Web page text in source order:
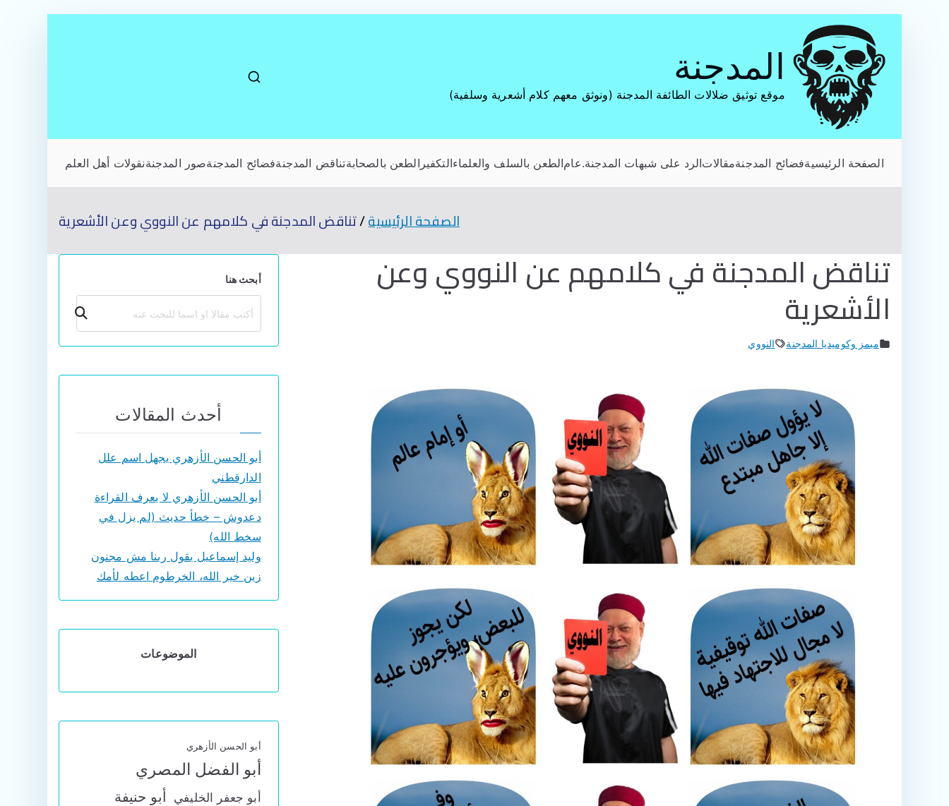
المحتوى
المدجنة
موقع توثيق ضلالات الطائفة المدجنة (ونوثق معهم كلام أشعرية وسلفية)
الصفحة الرئيسيةفضائح المدجنةمقالاتالرد على شبهات المدجنة.عامالطعن بالسلف والعلماءالتكفير الطعن بالصحابةتناقض المدجنةفضائح المدجنةصور المدجنةنقولات أهل العلم
الصفحة الرئيسية تناقض المدجنة في كلامهم عن النووي وعن الأشعرية
تناقض المدجنة في كلامهم عن النووي وعن
الأشعرية
ميمز وكوميديا المدجنة النووي
أبحث هنا
بحث
أحدث المقالات
أبو الحسن الأزهري يجهل اسم علل
الدارقطني
أبو الحسن الأزهري لا يعرف القراءة
دعدوش – خطأ حديث (لم يزل في
سخط الله)
وليد إسماعيل يقول ربنا مش مجنون
زين خير الله، الخرطوم اعطه لأمك
الموضوعات
أبو الحسن الأزهري
أبو الفضل المصري
أبو جعفر الخليفي أبو حنيفة